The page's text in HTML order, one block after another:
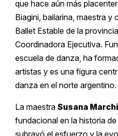
que hace aún más
Biagini, bailarina, maestra y
Ballet Estable de la
Coordinadora Ejecutiva.
escuela de danza, ha
artistas y es una figura
danza en el norte argentino.
La maestra Susana
fundacional en la historia de
subrayó el esfuerzo y la